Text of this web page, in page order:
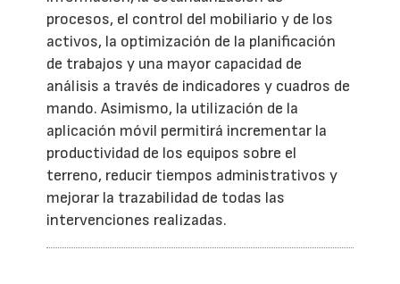
procesos, el control del mobiliario y de los
activos, la optimización de la planificación
de trabajos y una mayor capacidad de
análisis a través de indicadores y cuadros de
mando. Asimismo, la utilización de la
aplicación móvil permitirá incrementar la
productividad de los equipos sobre el
terreno, reducir tiempos administrativos y
mejorar la trazabilidad de todas las
intervenciones realizadas.